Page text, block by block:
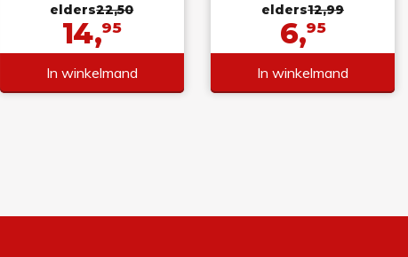
elders22,50
14,95
In winkelmand
elders12,99
6,95
In winkelmand